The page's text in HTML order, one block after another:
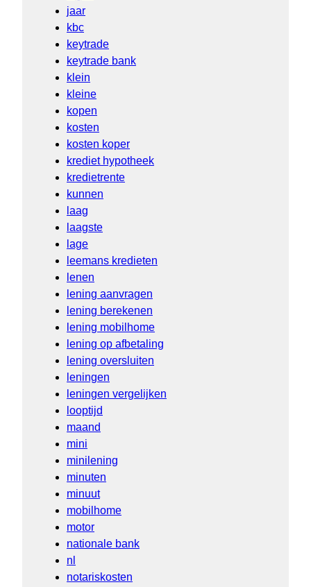
jaar
kbc
keytrade
keytrade bank
klein
kleine
kopen
kosten
kosten koper
krediet hypotheek
kredietrente
kunnen
laag
laagste
lage
leemans kredieten
lenen
lening aanvragen
lening berekenen
lening mobilhome
lening op afbetaling
lening oversluiten
leningen
leningen vergelijken
looptijd
maand
mini
minilening
minuten
minuut
mobilhome
motor
nationale bank
nl
notariskosten